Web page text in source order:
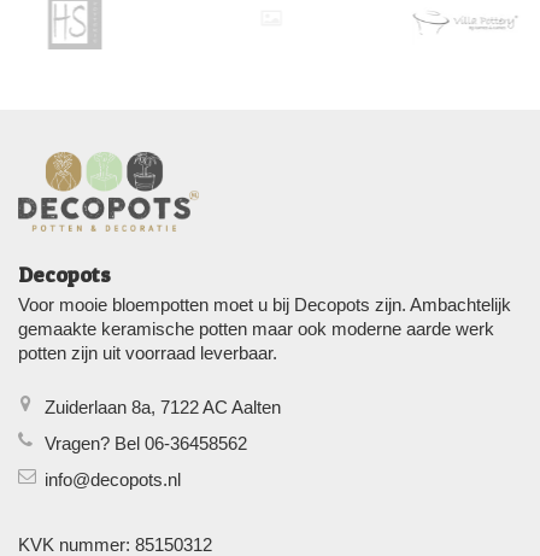
Decopots
Voor mooie bloempotten moet u bij Decopots zijn. Ambachtelijk
gemaakte keramische potten maar ook moderne aarde werk
potten zijn uit voorraad leverbaar.
Zuiderlaan 8a, 7122 AC Aalten
Vragen? Bel 06-36458562
info@decopots.nl
KVK nummer: 85150312